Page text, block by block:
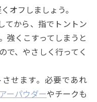
オフしましょう。
てから、指でトントン
強くこすってしまうと
で、やさしく行ってく
せます。必要であれ
ーパウダーやチークも